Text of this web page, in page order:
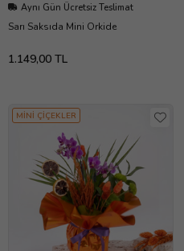
Aynı Gün Ücretsiz Teslimat
Sarı Saksıda Mini Orkide
1.149,00 TL
MİNİ ÇİÇEKLER